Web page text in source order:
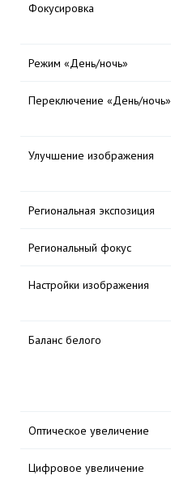
Фокусировка
Режим «День/ночь»
Переключение «День/ночь»
Улучшение изображения
Региональная экспозиция
Региональный фокус
Настройки изображения
Баланс белого
Оптическое увеличение
Цифровое увеличение